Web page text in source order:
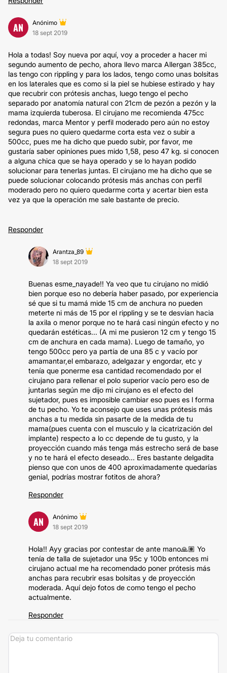
AN
Anónimo
18 sept 2019
Hola a todas! Soy nueva por aquí, voy a proceder a hacer mi
segundo aumento de pecho, ahora llevo marca Allergan 385cc,
las tengo con rippling y para los lados, tengo como unas bolsitas
en los laterales que es como si la piel se hubiese estirado y hay
que recubrir con prótesis anchas, luego tengo el pecho
separado por anatomía natural con 21cm de pezón a pezón y la
mama izquierda tuberosa. El cirujano me recomienda 475cc
redondas, marca Mentor y perfil moderado pero aún no estoy
segura pues no quiero quedarme corta esta vez o subir a
500cc, pues me ha dicho que puedo subir, por favor, me
gustaría saber opiniones pues mido 1,58, peso 47 kg. si conocen
a alguna chica que se haya operado y se lo hayan podido
solucionar para tenerlas juntas. El cirujano me ha dicho que se
puede solucionar colocando prótesis más anchas con perfil
moderado pero no quiero quedarme corta y acertar bien esta
vez ya que la operación me sale bastante de precio.
Responder
Arantza_89
18 sept 2019
Buenas esme_nayade!! Ya veo que tu cirujano no midió
bien porque eso no debería haber pasado, por experiencia
sé que si tu mamá mide 15 cm de anchura no pueden
meterte ni más de 15 por el rippling y se te desvían hacia
la axila o menor porque no te hará casi ningún efecto y no
quedarán estéticas... (A mi me pusieron 12 cm y tengo 15
cm de anchura en cada mama). Luego de tamaño, yo
tengo 500cc pero ya partía de una 85 c y vacío por
amamantar,el embarazo, adelgazar y engordar, etc y
tenía que ponerme esa cantidad recomendado por el
cirujano para rellenar el polo superior vacío pero eso de
juntarlas según me dijo mi cirujano es el efecto del
sujetador, pues es imposible cambiar eso pues es l forma
de tu pecho. Yo te aconsejo que uses unas prótesis más
anchas a tu medida sin pasarte de la medida de tu
mama(pues cuenta con el musculo y la cicatrización del
implante) respecto a lo cc depende de tu gusto, y la
proyección cuando más tenga más estrecho será de base
y no te hará el efecto deseado... Eres bastante delgadita
pienso que con unos de 400 aproximadamente quedarías
genial, podrías mostrar fotitos de ahora?
Responder
AN
Anónimo
18 sept 2019
Hola!! Ayy gracias por contestar de ante mano🙏🏽 Yo
tenía de talla de sujetador una 95c y 100b entonces mi
cirujano actual me ha recomendado poner prótesis más
anchas para recubrir esas bolsitas y de proyección
moderada. Aquí dejo fotos de como tengo el pecho
actualmente.
Responder